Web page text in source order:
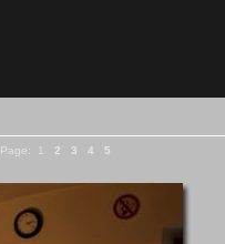
Page: 1 2 3 4 5